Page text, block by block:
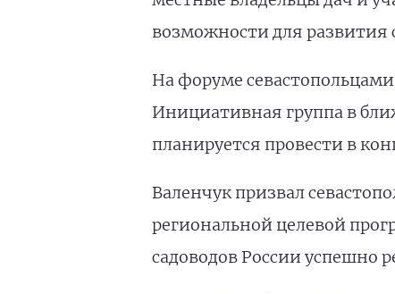
возможности для развития
На форуме
Инициативная группа в
планируется провести в
Валенчук призвал
региональной целевой
садоводов России успешно